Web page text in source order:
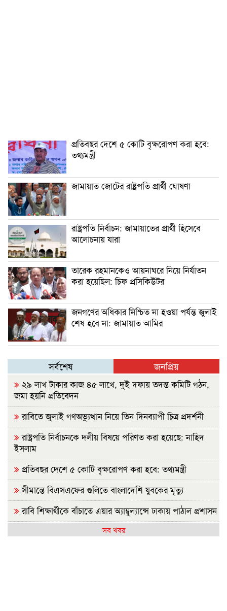
প্রতিবছর দেশে ৫ কোটি বৃক্ষরোপণ করা হবে:
তথ্যমন্ত্রী
জামায়াত জোটের রাষ্ট্রপতি প্রার্থী ঘোষণা
রাষ্ট্রপতি নির্বাচন: জামায়াতের প্রার্থী হিসেবে
আলোচনায় যারা
তারেক রহমানকেও আয়নাঘরে নিয়ে নির্যাতন
করা হয়েছিল: চিফ প্রসিকিউটর
জনগণের অধিকার নিশ্চিত না হওয়া পর্যন্ত জুলাই
শেষ হবে না: জামায়াত আমির
সর্বশেষ জনপ্রিয়
২৯ লাখ টাকার কাজ ৪৫ লাখে, দুই দফায় তদন্ত কমিটি গঠন,
জমা হয়নি প্রতিবেদন
রাবিতে জুলাই গণঅভ্যুত্থান নিয়ে তিন দিনব্যাপী চিত্র প্রদর্শনী
রাষ্ট্রপতি নির্বাচনকে দলীয় বিষয়ে পরিণত করা হয়েছে: নাহিদ
ইসলাম
প্রতিবছর দেশে ৫ কোটি বৃক্ষরোপণ করা হবে: তথ্যমন্ত্রী
সীমান্তে বিএসএফের গুলিতে বাংলাদেশি যুবকের মৃত্যু
রাবি শিক্ষার্থীকে বাঁচাতে এয়ার অ্যাম্বুল্যান্সে ঢাকায় পাঠাল প্রশাসন
আগামীকাল এসএসসির ফল প্রকাশ, যেভাবে জানবেন
সব খবর